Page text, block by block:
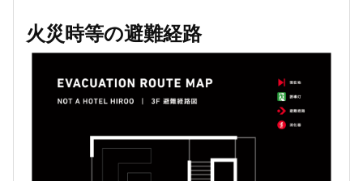
火災時等の避難経路